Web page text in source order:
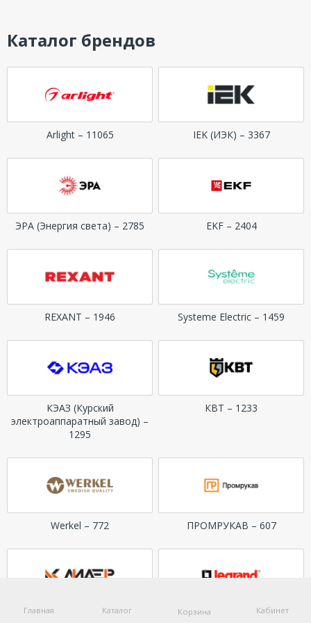
Каталог брендов
Arlight – 11065 IEK (ИЭК) – 3367
ЭРА (Энергия света) – 2785 EKF – 2404
REXANT – 1946 Systeme Electric – 1459
КЭАЗ (Курский
электроаппаратный завод) –
1295
КВТ – 1233
Werkel – 772 ПРОМРУКАВ – 607
Лидер – 583 Legrand – 467
Главная Каталог Корзина Кабинет